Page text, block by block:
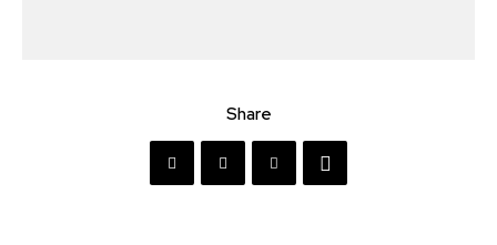
Share